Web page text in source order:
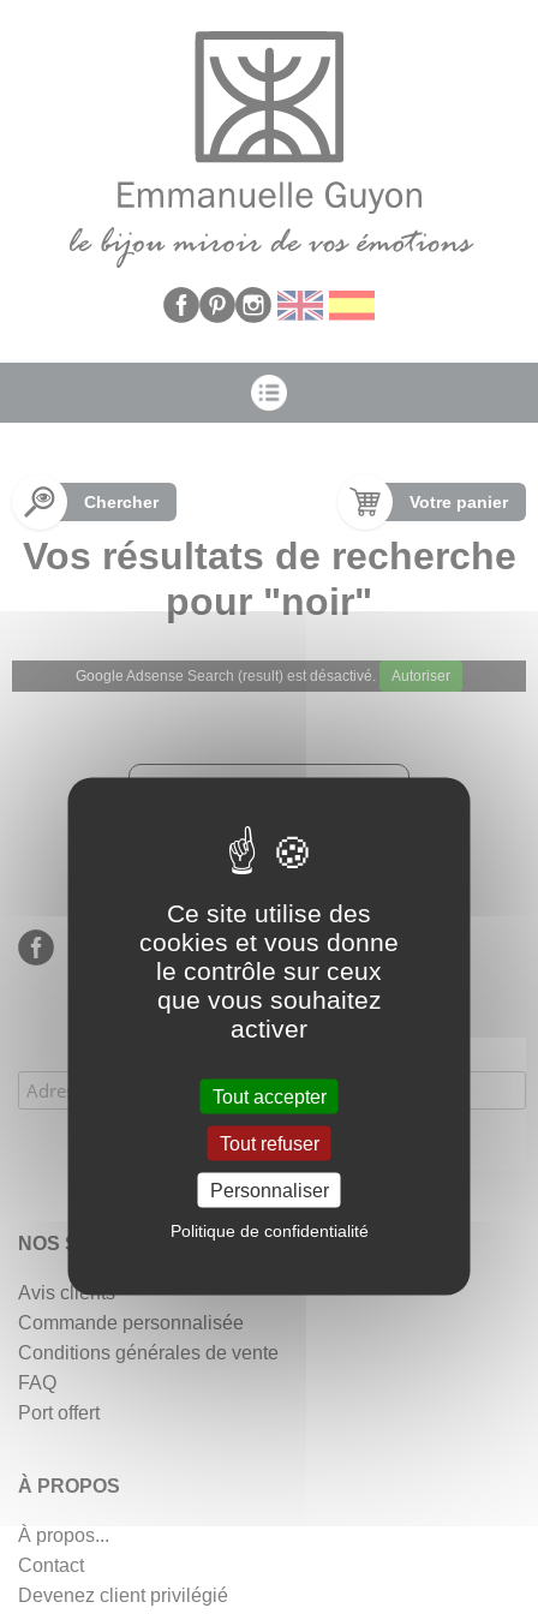
Chercher Votre panier
Vos résultats de recherche
pour "noir"
Google Adsense Search (result) est désactivé. Autoriser
★★★★★
Etsy : 900 ventes, 294 avis
NOS SERVICES
Avis clients
Commande personnalisée
Conditions générales de vente
FAQ
Port offert
À PROPOS
À propos...
Contact
Devenez client privilégié
Ce site utilise des
cookies et vous donne
le contrôle sur ceux
que vous souhaitez
activer
Tout accepter
Tout refuser
Personnaliser
Politique de confidentialité